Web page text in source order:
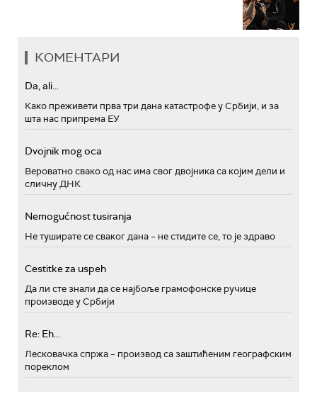
КОМЕНТАРИ
Da, ali...
Како преживети прва три дана катастрофе у Србији, и за
шта нас припрема ЕУ
Dvojnik mog oca
Вероватно свако од нас има свог двојника са којим дели и
сличну ДНК
Nemogućnost tusiranja
Не туширате се сваког дана – не стидите се, то је здраво
Cestitke za uspeh
Да ли сте знали да се најбоље грамофонске ручице
производе у Србији
Re: Eh...
Лесковачка спржа – производ са заштићеним географским
пореклом